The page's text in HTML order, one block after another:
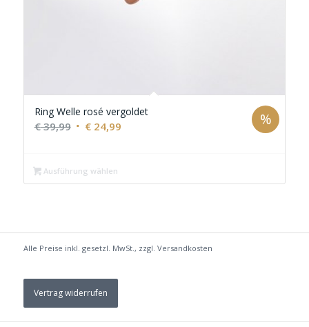
Ring Welle rosé vergoldet
€39,99 Ursprünglicher
€ 39,99
€24,99Aktueller
%
Ausführung wählen
Alle Preise inkl. gesetzl. MwSt., zzgl. Versandkosten
Vertrag widerrufen